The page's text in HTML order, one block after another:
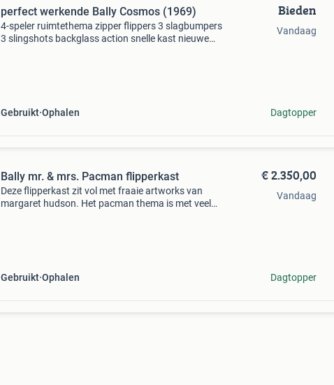
perfect werkende Bally Cosmos (1969)
4-speler ruimtethema zipper flippers 3 slagbumpers
3 slingshots backglass action snelle kast nieuwe
Gebruikt Ophalen
Bieden
Vandaag
Dagtopper
Bally mr. & mrs. Pacman flipperkast
Deze flipperkast zit vol met fraaie artworks van
margaret hudson. Het pacman thema is met veel
Gebruikt Ophalen
€ 2.350,00
Vandaag
Dagtopper